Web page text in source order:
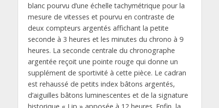
blanc pourvu d’une échelle tachymétrique pour la
mesure de vitesses et pourvu en contraste de
deux compteurs argentés affichant la petite
seconde à 3 heures et les minutes du chrono à 9
heures. La seconde centrale du chronographe
argentée reçoit une pointe rouge qui donne un
supplément de sportivité à cette pièce. Le cadran
est rehaussé de petits index bâtons argentés,
d’aiguilles bâtons luminescentes et de la signature